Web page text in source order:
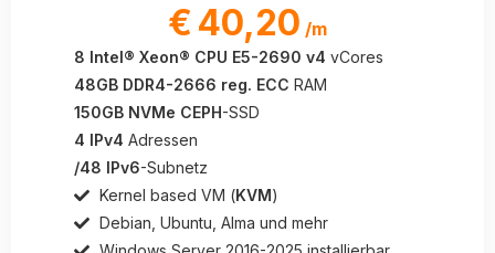
€ 40,20 /m
8 Intel® Xeon® CPU E5-2690 v4 vCores
48GB DDR4-2666 reg. ECCRAM
150GB NVMe CEPH-SSD
4 IPv4 Adressen
/48 IPv6-Subnetz
Kernel based VM (KVM)
Debian, Ubuntu, Alma und mehr